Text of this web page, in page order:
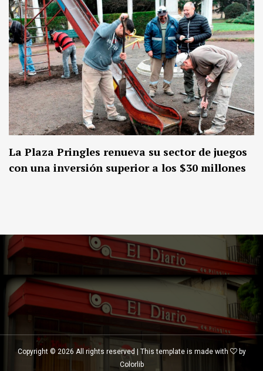
La Plaza Pringles renueva su sector de juegos
con una inversión superior a los $30 millones
Copyright © 2026 All rights reserved | This template is made with
by
Colorlib